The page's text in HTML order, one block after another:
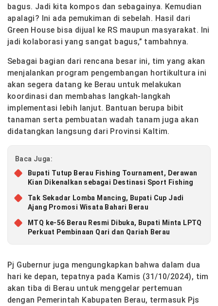
bagus. Jadi kita kompos dan sebagainya. Kemudian
apalagi? Ini ada pemukiman di sebelah. Hasil dari
Green House bisa dijual ke RS maupun masyarakat. Ini
jadi kolaborasi yang sangat bagus,” tambahnya.
Sebagai bagian dari rencana besar ini, tim yang akan
menjalankan program pengembangan hortikultura ini
akan segera datang ke Berau untuk melakukan
koordinasi dan membahas langkah-langkah
implementasi lebih lanjut. Bantuan berupa bibit
tanaman serta pembuatan wadah tanam juga akan
didatangkan langsung dari Provinsi Kaltim.
Baca Juga:
Bupati Tutup Berau Fishing Tournament, Derawan
Kian Dikenalkan sebagai Destinasi Sport Fishing
Tak Sekadar Lomba Mancing, Bupati Cup Jadi
Ajang Promosi Wisata Bahari Berau
MTQ ke-56 Berau Resmi Dibuka, Bupati Minta LPTQ
Perkuat Pembinaan Qari dan Qariah Berau
Pj Gubernur juga mengungkapkan bahwa dalam dua
hari ke depan, tepatnya pada Kamis (31/10/2024), tim
akan tiba di Berau untuk menggelar pertemuan
dengan Pemerintah Kabupaten Berau, termasuk Pjs